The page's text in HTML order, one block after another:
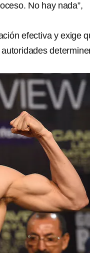
No hay nada”,
efectiva y exige